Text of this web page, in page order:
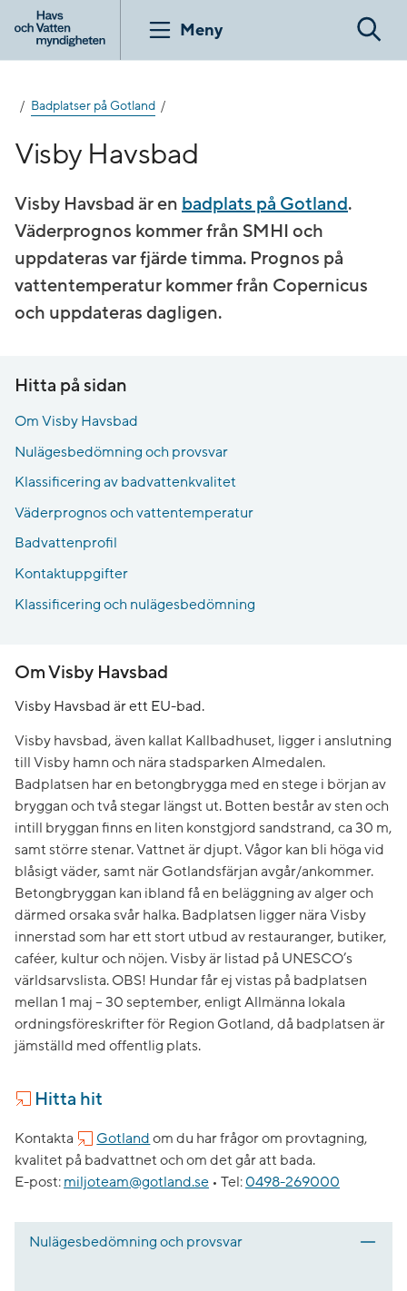
till
innehåll
Meny Sök
Badplatser på Gotland
Visby Havsbad
Visby Havsbad är en badplats på Gotland.
Väderprognos kommer från SMHI och
uppdateras var fjärde timma. Prognos på
vatten­temperatur kommer från Copernicus
och uppdateras dagligen.
Hitta på sidan
Om Visby Havsbad
Nulägesbedömning och provsvar
Klassificering av badvattenkvalitet
Väderprognos och vattentemperatur
Badvattenprofil
Kontaktuppgifter
Klassificering och nulägesbedömning
Om Visby Havsbad
Visby Havsbad är ett EU-bad.
Visby havsbad, även kallat Kallbadhuset, ligger i anslutning
till Visby hamn och nära stadsparken Almedalen.
Badplatsen har en betongbrygga med en stege i början av
bryggan och två stegar längst ut. Botten består av sten och
intill bryggan finns en liten konstgjord sandstrand, ca 30 m,
samt större stenar. Vattnet är djupt. Vågor kan bli höga vid
blåsigt väder, samt när Gotlandsfärjan avgår/ankommer.
Betongbryggan kan ibland få en beläggning av alger och
därmed orsaka svår halka. Badplatsen ligger nära Visby
innerstad som har ett stort utbud av restauranger, butiker,
caféer, kultur och nöjen. Visby är listad på UNESCO’s
världsarvslista. OBS! Hundar får ej vistas på badplatsen
mellan 1 maj – 30 september, enligt Allmänna lokala
ordningsföreskrifter för Region Gotland, då badplatsen är
jämställd med offentlig plats.
Hitta hit
Kontakta Gotland om du har frågor om provtagning,
kvalitet på badvattnet och om det går att bada.
E-post: miljoteam@gotland.se • Tel: 0498-269000
Nulägesbedömning och provsvar